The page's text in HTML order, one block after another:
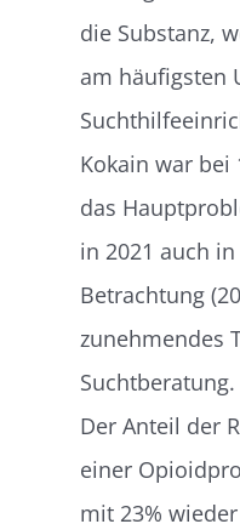
die Substanz,
am häufigsten
Kokain war bei
das
in 2021 auch
Betrachtung
zunehmendes
Suchtberatung.
Der Anteil der
einer
mit 23%